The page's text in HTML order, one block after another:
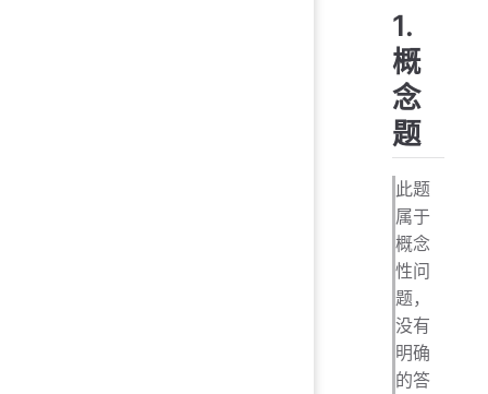
1.
概
念
题
此题
属于
概念
性问
题，
没有
明确
的答